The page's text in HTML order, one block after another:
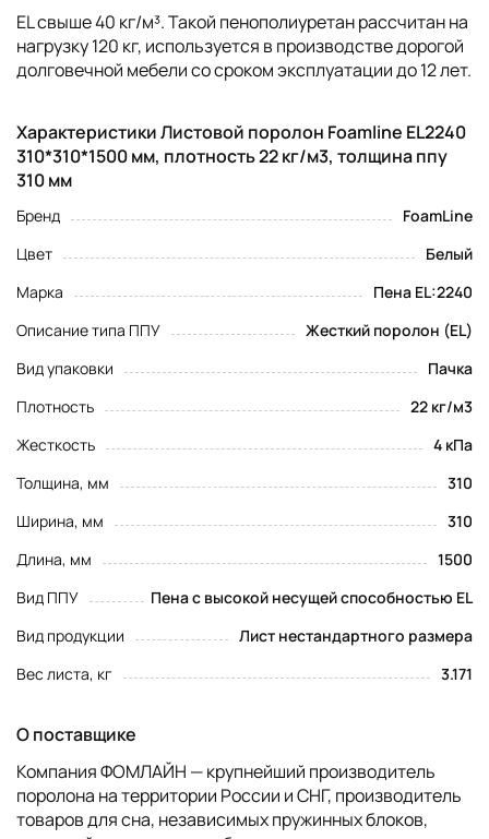
EL свыше 40 кг/м³. Такой пенополиуретан рассчитан на
нагрузку 120 кг, используется в производстве дорогой
долговечной мебели со сроком эксплуатации до 12 лет.
Характеристики Листовой поролон Foamline EL2240
310*310*1500 мм, плотность 22 кг/м3, толщина ппу
310 мм
Бренд
FoamLine
Цвет
Белый
Марка
Пена EL:2240
Описание типа ППУ
Жесткий поролон (EL)
Вид упаковки
Пачка
Плотность
22 кг/м3
Жесткость
4 кПа
Толщина, мм
310
Ширина, мм
310
Длина, мм
1500
Вид ППУ
Пена с высокой несущей способностью EL
Вид продукции
Лист нестандартного размера
Вес листа, кг
3.171
О поставщике
Компания ФОМЛАЙН — крупнейший производитель
поролона на территории России и СНГ, производитель
товаров для сна, независимых пружинных блоков,